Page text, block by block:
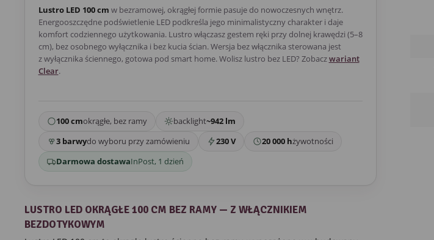
Lustro LED 100 cm w bezramowej, okrągłej formie pasuje do nowoczesnych wnętrz.
Energooszczędne podświetlenie LED podkreśla jego minimalistyczny charakter i daje
komfort codziennego użytkowania. Lustro włączasz gestem ręki przy dolnej krawędzi (5–8
cm), bez osobnego wyłącznika i bez kucia ścian. Wersja bez włącznika sterowana jest
z wyłącznika ściennego, gotowa pod smart home. Wolisz lustro bez LED? Zobaczwariant
Clear.
100 cmokrągłe, bez ramy backlight~942 lm
3 barwydo wyboru przy zamówieniu 230 V 20 000 hżywotności
Darmowa dostawaInPost, 1 dzień
LUSTRO LED OKRĄGŁE 100 CM BEZ RAMY — Z WŁĄCZNIKIEM
BEZDOTYKOWYM